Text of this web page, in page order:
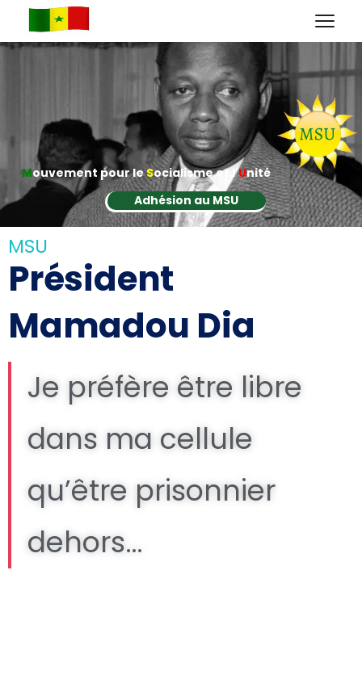
Mouvement pour leSocialisme et l'Unité
Adhésion au MSU
MSU
Président
Mamadou Dia
Je préfère être libre
dans ma cellule
qu’être prisonnier
dehors…